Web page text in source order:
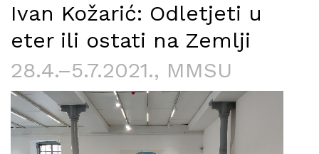
Ivan Kožarić: Odletjeti u
eter ili ostati na Zemlji
28.4.–5.7.2021., MMSU